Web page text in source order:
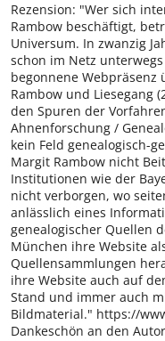
Rezension: "Wer sich
Rambow beschäftigt,
Universum. In zwanzig
schon im Netz
begonnene Webpräsenz
Rambow und Liesegang
den Spuren der
Ahnenforschung /
kein Feld genealogisch-
Margit Rambow nicht
Institutionen wie der
nicht verborgen, wo
anlässlich eines
genealogischer Quellen
München ihre Website
Quellensammlungen
ihre Website auch auf
Stand und immer auch
Bildmaterial." https://
Dankeschön an den